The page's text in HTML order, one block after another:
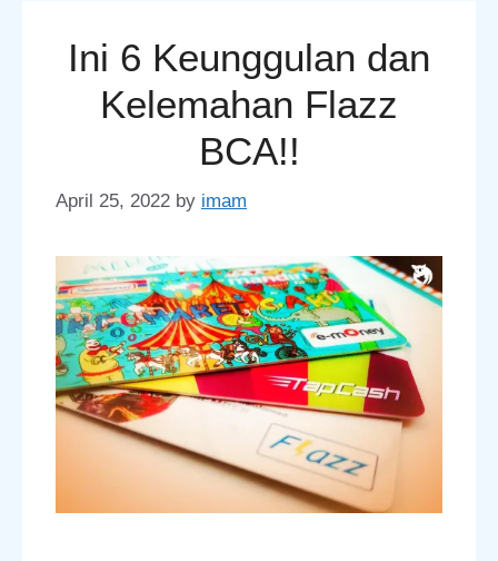
Ini 6 Keunggulan dan
Kelemahan Flazz
BCA!!
April 25, 2022 by imam